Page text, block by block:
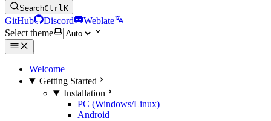
SearchCtrlK
GitHub Discord
Weblate
Select theme
Welcome
Getting Started
Installation
PC (Windows/Linux)
Android